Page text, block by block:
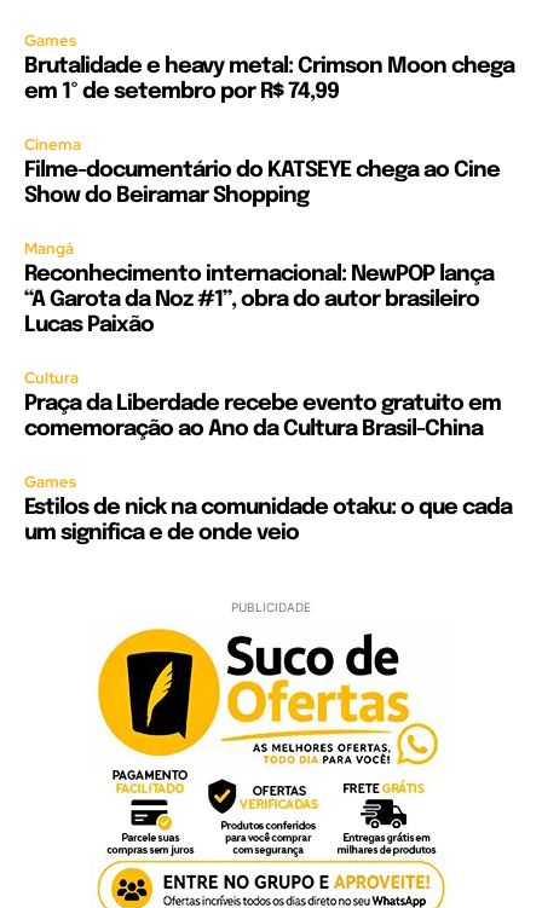
Games
Brutalidade e heavy metal: Crimson Moon chega
em 1º de setembro por R$ 74,99
Cinema
Filme-documentário do KATSEYE chega ao Cine
Show do Beiramar Shopping
Mangá
Reconhecimento internacional: NewPOP lança
“A Garota da Noz #1”, obra do autor brasileiro
Lucas Paixão
Cultura
Praça da Liberdade recebe evento gratuito em
comemoração ao Ano da Cultura Brasil-China
Games
Estilos de nick na comunidade otaku: o que cada
um significa e de onde veio
PUBLICIDADE